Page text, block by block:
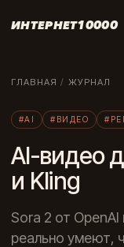
ИНТЕРНЕТ10000
ГЛАВНАЯ / ЖУРНАЛ
#AI #ВИДЕО
AI-видео
и Kling
Sora 2 от
реально умеют,